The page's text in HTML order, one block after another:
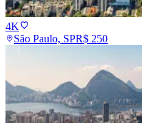
4K
São Paulo, SPR$ 250